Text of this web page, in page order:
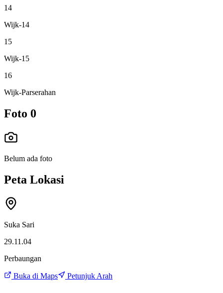
14
Wijk-14
15
Wijk-15
16
Wijk-Parserahan
Foto 0
Belum ada foto
Peta Lokasi
Suka Sari
29.11.04
Perbaungan
Buka di Maps Petunjuk Arah